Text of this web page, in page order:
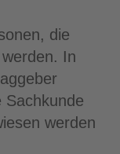
die
In
Sachkunde
werden